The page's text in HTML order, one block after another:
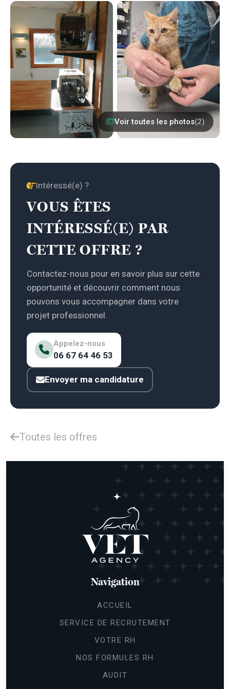
Voir toutes les photos(2)
Intéressé(e) ?
VOUS ÊTES
INTÉRESSÉ(E) PAR
CETTE OFFRE ?
Contactez-nous pour en savoir plus sur cette
opportunité et découvrir comment nous
pouvons vous accompagner dans votre
projet professionnel.
Appelez-nous
06 67 64 46 53
Envoyer ma candidature
Toutes les offres
Navigation
ACCUEIL
SERVICE DE RECRUTEMENT
VOTRE RH
NOS FORMULES RH
AUDIT